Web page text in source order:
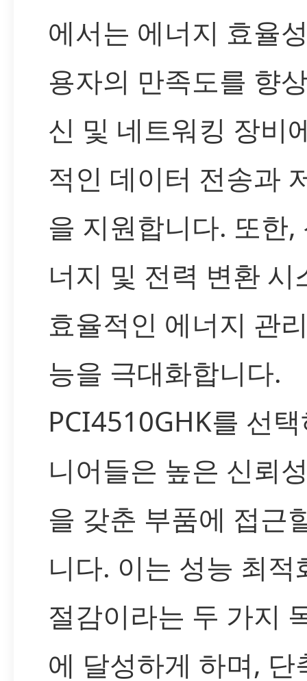
에서는 에너지 효율
용자의 만족도를 향
신 및 네트워킹 장비
적인 데이터 전송과
을 지원합니다. 또한,
너지 및 전력 변환 시
효율적인 에너지 관
능을 극대화합니다.
PCI4510GHK를 선
니어들은 높은 신뢰
을 갖춘 부품에 접근
니다. 이는 성능 최적
절감이라는 두 가지
에 달성하게 하며, 단